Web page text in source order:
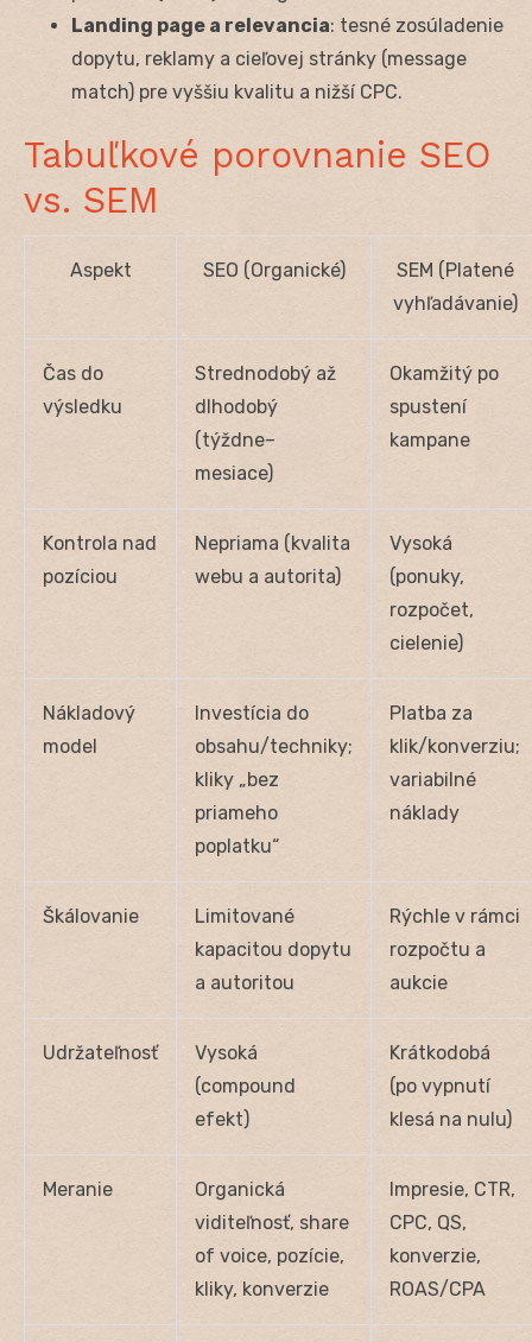
Landing page a relevancia: tesné zosúladenie
dopytu, reklamy a cieľovej stránky (message
match) pre vyššiu kvalitu a nižší CPC.
Tabuľkové porovnanie SEO
vs. SEM
Aspekt SEO (Organické)
SEM (Platené
vyhľadávanie)
Čas do
výsledku
Strednodobý až
dlhodobý
(týždne–
mesiace)
Okamžitý po
spustení
kampane
Kontrola nad
pozíciou
Nepriama (kvalita
webu a autorita)
Vysoká
(ponuky,
rozpočet,
cielenie)
Nákladový
model
Investícia do
obsahu/techniky;
kliky „bez
priameho
poplatku“
Platba za
klik/konverziu;
variabilné
náklady
Škálovanie
Limitované
kapacitou dopytu
a autoritou
Rýchle v rámci
rozpočtu a
aukcie
Udržateľnosť
Vysoká
(compound
efekt)
Krátkodobá
(po vypnutí
klesá na nulu)
Meranie
Organická
viditeľnosť, share
of voice, pozície,
kliky, konverzie
Impresie, CTR,
CPC, QS,
konverzie,
ROAS/CPA